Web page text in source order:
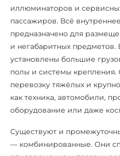
иллюминаторов и
пассажиров. Всё
предназначено для
и негабаритных предметов.
установлены большие
полы и системы крепления.
перевозку тяжёлых и
как техника, автомобили,
оборудование или даже
Существуют и
— комбинированные. Они